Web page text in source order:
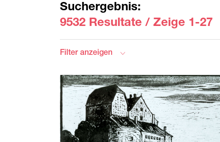
9532 Resultate / Zeige 1-27
Filter anzeigen
Filtern nach
Gattung